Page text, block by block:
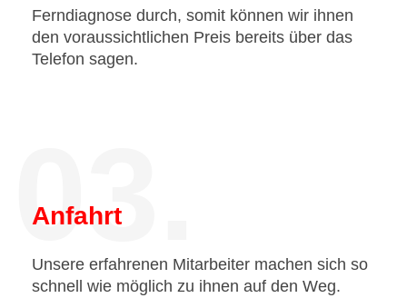
Ferndiagnose durch, somit können wir ihnen
den voraussichtlichen Preis bereits über das
Telefon sagen.
03.
Anfahrt
Unsere erfahrenen Mitarbeiter machen sich so
schnell wie möglich zu ihnen auf den Weg.